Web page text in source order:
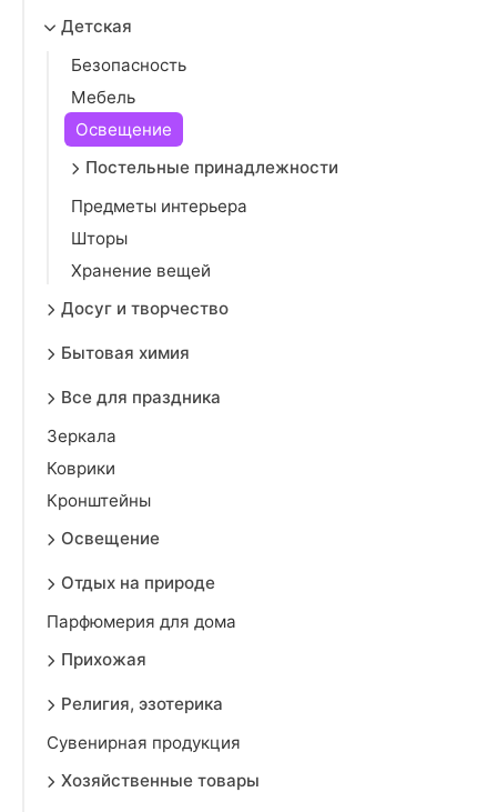
Детская
Безопасность
Мебель
Освещение
Постельные принадлежности
Предметы интерьера
Шторы
Хранение вещей
Досуг и творчество
Бытовая химия
Все для праздника
Зеркала
Коврики
Кронштейны
Освещение
Отдых на природе
Парфюмерия для дома
Прихожая
Религия, эзотерика
Сувенирная продукция
Хозяйственные товары